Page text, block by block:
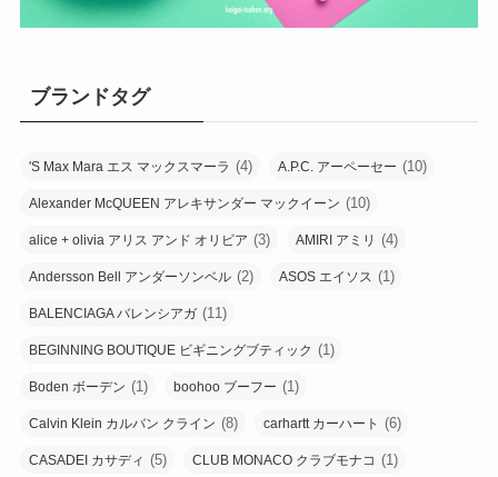
ブランドタグ
'S Max Mara エス マックスマーラ (4) A.P.C. アーペーセー (10)
Alexander McQUEEN アレキサンダー マックイーン (10)
alice + olivia アリス アンド オリビア (3) AMIRI アミリ (4)
Andersson Bell アンダーソンベル (2) ASOS エイソス (1)
BALENCIAGA バレンシアガ (11)
BEGINNING BOUTIQUE ビギニングブティック (1)
Boden ボーデン (1) boohoo ブーフー (1)
Calvin Klein カルバン クライン (8) carhartt カーハート (6)
CASADEI カサディ (5) CLUB MONACO クラブモナコ (1)